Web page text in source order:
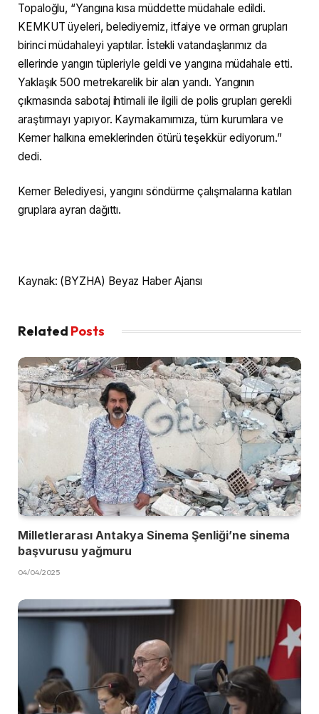
Topaloğlu, “Yangına kısa müddette müdahale edildi.
KEMKUT üyeleri, belediyemiz, itfaiye ve orman grupları
birinci müdahaleyi yaptılar. İstekli vatandaşlarımız da
ellerinde yangın tüpleriyle geldi ve yangına müdahale etti.
Yaklaşık 500 metrekarelik bir alan yandı. Yangının
çıkmasında sabotaj ihtimali ile ilgili de polis grupları gerekli
araştırmayı yapıyor. Kaymakamımıza, tüm kurumlara ve
Kemer halkına emeklerinden ötürü teşekkür ediyorum.”
dedi.
Kemer Belediyesi, yangını söndürme çalışmalarına katılan
gruplara ayran dağıttı.
Kaynak: (BYZHA) Beyaz Haber Ajansı
Related Posts
Milletlerarası Antakya Sinema Şenliği’ne sinema
başvurusu yağmuru
04/04/2025